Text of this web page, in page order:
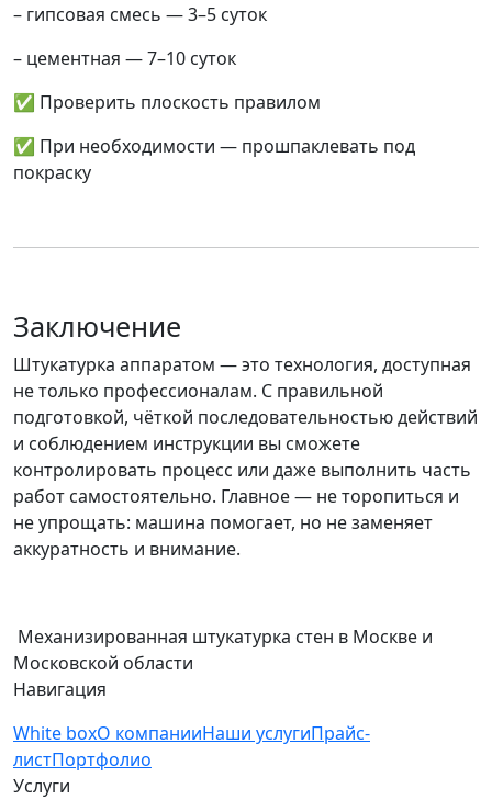
– гипсовая смесь —3–5 суток
– цементная —7–10 суток
✅ Проверить плоскость правилом
✅ При необходимости — прошпаклевать под
покраску
Заключение
Штукатурка аппаратом — это технология, доступная
не только профессионалам. С правильной
подготовкой, чёткой последовательностью действий
и соблюдением инструкции вы сможете
контролировать процесс или даже выполнить часть
работ самостоятельно. Главное — не торопиться и
не упрощать: машина помогает, но не заменяет
аккуратность и внимание.
Механизированная штукатурка стен в Москве и
Московской области
Навигация
White boxО компанииНаши услугиПрайс-
листПортфолио
Услуги